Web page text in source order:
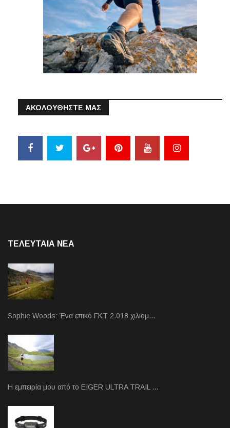
ΑΚΟΛΟΥΘΗΣΤΕ ΜΑΣ
ΤΕΛΕΥΤΑΙΑ NEA
Sophie Woods: Ένα επικό FKT 2.018 χιλιομ…
Η εμπειρία μου από το EIGER ULTRA TRAIL …